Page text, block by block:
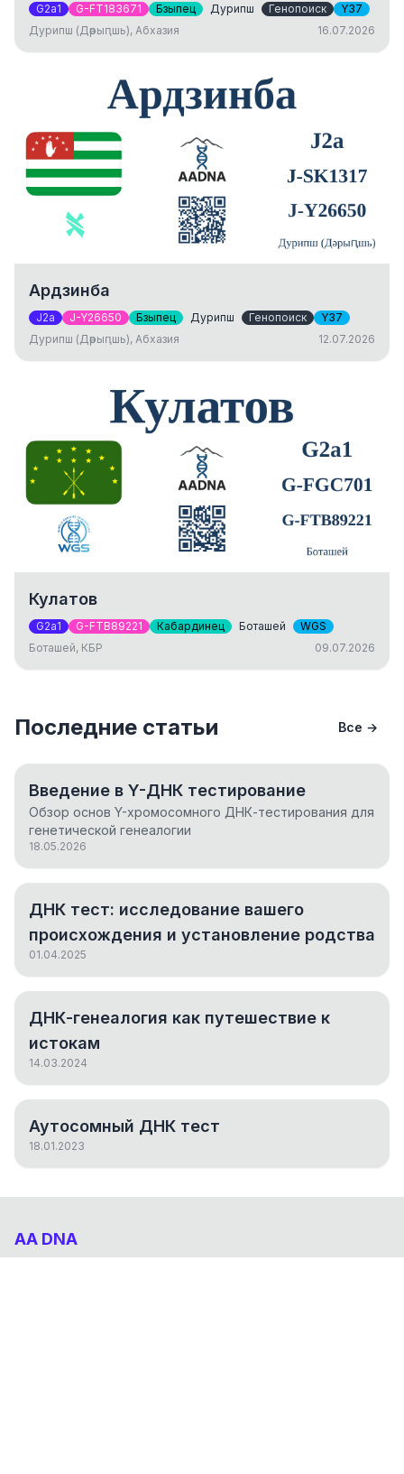
G2a1 G-FT183671 Бзыпец Дурипш Генопоиск
Y37
Дурипш (Дәрыԥшь), Абхазия
16.07.2026
Ардзинба
J2a J-Y26650 Бзыпец Дурипш Генопоиск
Y37
Дурипш (Дәрыԥшь), Абхазия
12.07.2026
Кулатов
G2a1 G-FTB89221 Кабардинец Боташей
WGS
Боташей, КБР
09.07.2026
Последние статьи Все →
Введение в Y-ДНК тестирование
Обзор основ Y-хромосомного ДНК-тестирования для
генетической генеалогии
18.05.2026
ДНК тест: исследование вашего
происхождения и установление родства
01.04.2025
ДНК-генеалогия как путешествие к
истокам
14.03.2024
Аутосомный ДНК тест
18.01.2023
AA DNA